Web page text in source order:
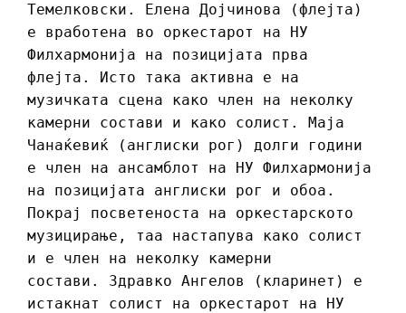
Темелковски. Елена Дојчинова (флејта)
е вработена во оркестарот на НУ
Филхармонија на позицијата прва
флејта. Исто така активна е на
музичката сцена како член на неколку
камерни состави и како солист. Маја
Чанаќевиќ (англиски рог) долги години
е член на ансамблот на НУ Филхармонија
на позицијата англиски рог и обоа.
Покрај посветеноста на оркестарското
музицирање, таа настапува како солист
и е член на неколку камерни
состави. Здравко Ангелов (кларинет) е
истакнат солист на оркестарот на НУ